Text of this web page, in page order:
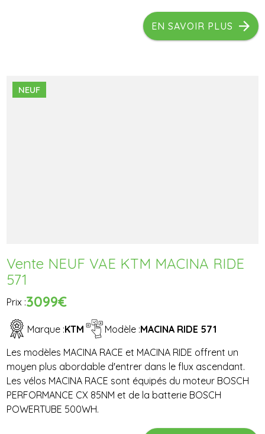
EN SAVOIR PLUS
NEUF
Vente NEUF VAE KTM MACINA RIDE
571
Prix :3099€
Marque :KTM Modèle :MACINA RIDE 571
Les modèles MACINA RACE et MACINA RIDE offrent un
moyen plus abordable d'entrer dans le flux ascendant.
Les vélos MACINA RACE sont équipés du moteur BOSCH
PERFORMANCE CX 85NM et de la batterie BOSCH
POWERTUBE 500WH.